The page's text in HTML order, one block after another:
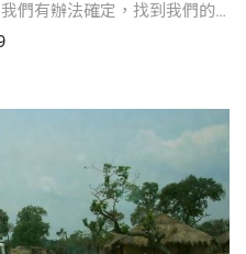
們有辦法確定，找到我們的